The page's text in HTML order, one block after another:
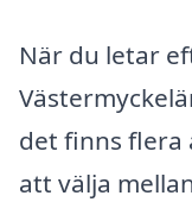
När du letar
det finns flera
att välja